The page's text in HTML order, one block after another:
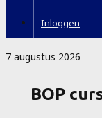
Inloggen
7 augustus 2026
BOP